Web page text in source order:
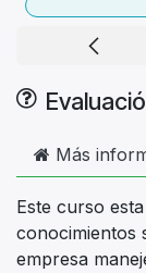
Más
Este curso
conocimientos
empresa